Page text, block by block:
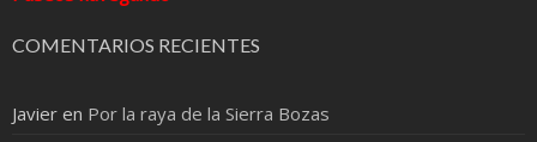
COMENTARIOS RECIENTES
Javier en Por la raya de la Sierra Bozas